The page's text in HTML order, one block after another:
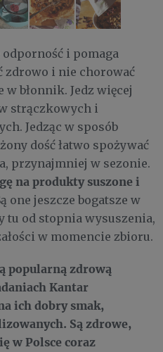
i pomaga
zdrowo i nie chorować
błonnik. Jedz więcej
strączkowych i
Jedząc w sposób
dość łatwo spożywać
przynajmniej w sezonie.
na produkty suszone i
one jeszcze bogatsze w
tu od stopnia wysuszenia,
w momencie zbioru.
popularną zdrową
Kantar
ich dobry smak,
Są zdrowe,
w Polsce coraz